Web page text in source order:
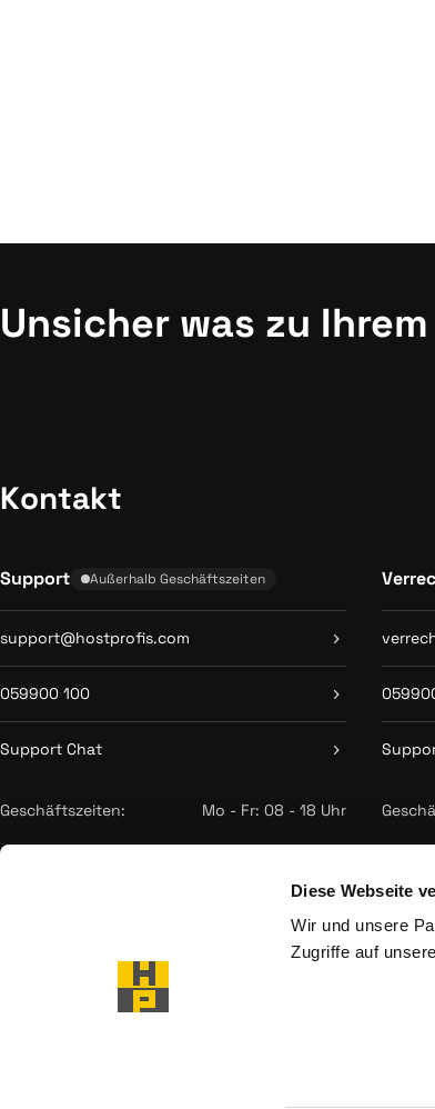
Diese Webseite
Wir und unsere
Zugriffe auf
Unsicher was zu
Kontakt
Support Außerhalb Geschäftszeiten
support@hostprofis.com
059900 100
Support Chat
Geschäftszeiten: Mo - Fr: 08 - 18 Uhr